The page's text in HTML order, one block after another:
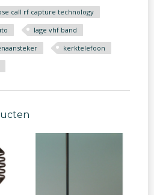
call rf capture technology
lage vhf band
kerktelefoon